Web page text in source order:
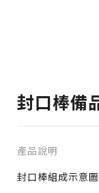
封口棒備
產品說明
封口棒組成示意